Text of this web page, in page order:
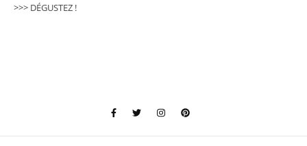
>>> DÉGUSTEZ !